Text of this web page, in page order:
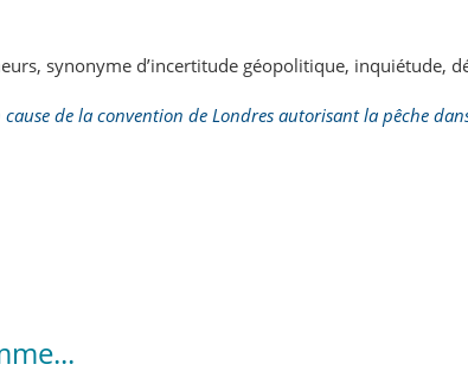
synonyme d’incertitude géopolitique,
cause de la convention de Londres autorisant la pêche